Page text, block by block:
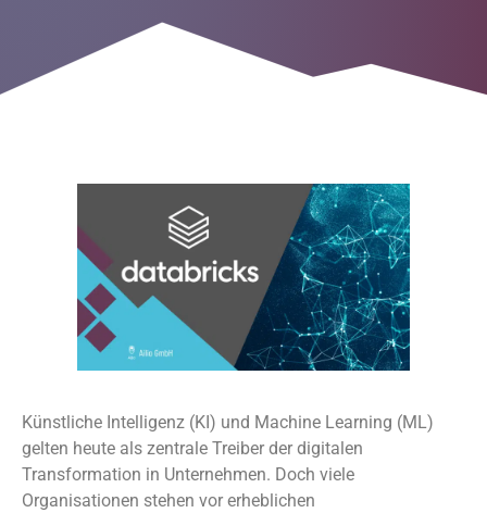
Künstliche Intelligenz (KI) und Machine Learning (ML)
gelten heute als zentrale Treiber der digitalen
Transformation in Unternehmen. Doch viele
Organisationen stehen vor erheblichen